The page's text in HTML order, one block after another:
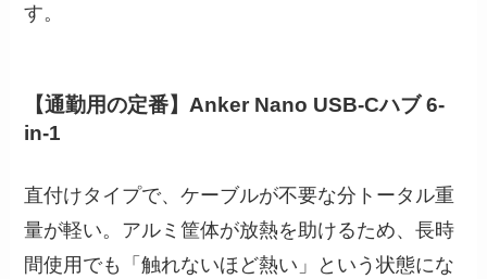
す。
【通勤用の定番】Anker Nano USB-Cハブ 6-
in-1
直付けタイプで、ケーブルが不要な分トータル重
量が軽い。アルミ筐体が放熱を助けるため、長時
間使用でも「触れないほど熱い」という状態にな